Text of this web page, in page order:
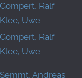
Gompert, Ralf
Klee, Uwe
Gompert, Ralf
Klee, Uwe
Semmt, Andreas